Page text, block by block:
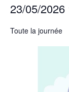
23/05/2026
Toute la journée